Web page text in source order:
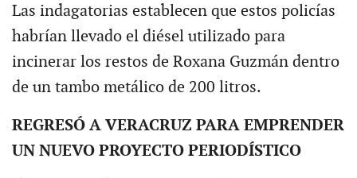
Las indagatorias establecen que estos policías
habrían llevado el diésel utilizado para
incinerar los restos de Roxana Guzmán dentro
de un tambo metálico de 200 litros.
REGRESÓ A VERACRUZ PARA EMPRENDER
UN NUEVO PROYECTO PERIODÍSTICO